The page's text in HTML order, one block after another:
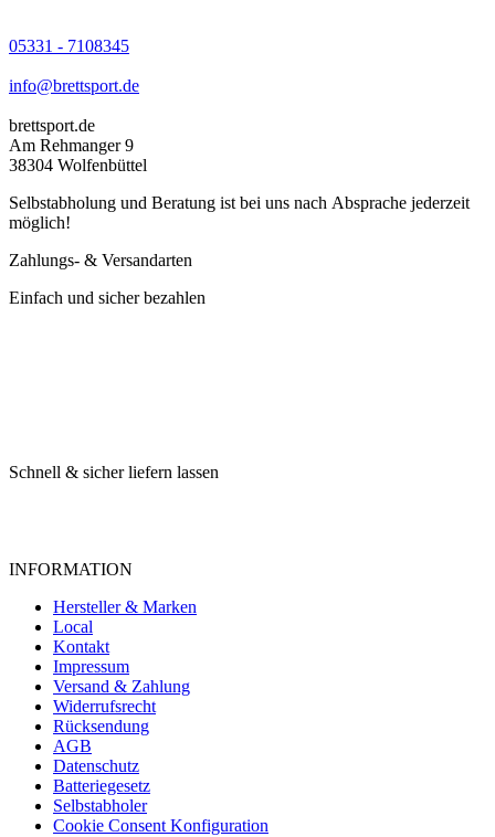
05331 - 7108345
info@brettsport.de
brettsport.de
Am Rehmanger 9
38304 Wolfenbüttel
Selbstabholung und Beratung ist bei uns nach Absprache jederzeit
möglich!
Zahlungs- & Versandarten
Einfach und sicher bezahlen
Schnell & sicher liefern lassen
INFORMATION
Hersteller & Marken
Local
Kontakt
Impressum
Versand & Zahlung
Widerrufsrecht
Rücksendung
AGB
Datenschutz
Batteriegesetz
Selbstabholer
Cookie Consent Konfiguration